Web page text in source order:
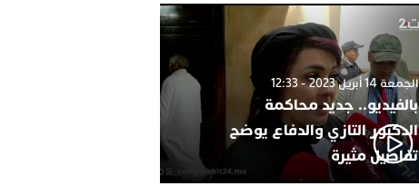
الجمعة 14 أبريل 2023 - 12:33
بالفيديو.. جديد محاكمة
الدكتور التازي والدفاع يوضح
تفاصيل مثيرة